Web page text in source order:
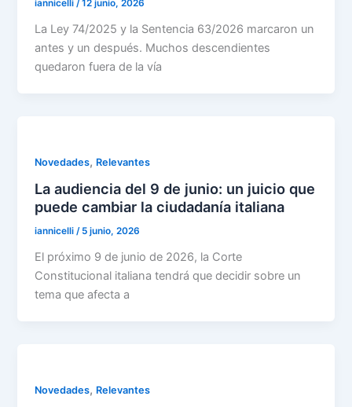
iannicelli /12 junio, 2026
La Ley 74/2025 y la Sentencia 63/2026 marcaron un
antes y un después. Muchos descendientes
quedaron fuera de la vía
Novedades, Relevantes
La audiencia del 9 de junio: un juicio que
puede cambiar la ciudadanía italiana
iannicelli/ 5 junio, 2026
El próximo 9 de junio de 2026, la Corte
Constitucional italiana tendrá que decidir sobre un
tema que afecta a
Novedades, Relevantes